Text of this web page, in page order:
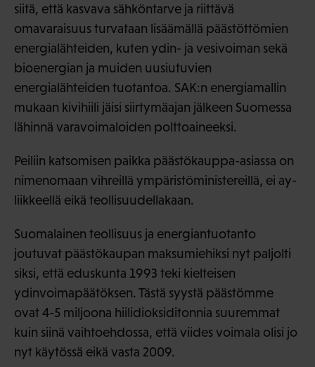
siitä, että kasvava sähköntarve ja riittävä
omavaraisuus turvataan lisäämällä päästöttömien
energialähteiden, kuten ydin- ja vesivoiman sekä
bioenergian ja muiden uusiutuvien
energialähteiden tuotantoa. SAK:n energiamallin
mukaan kivihiili jäisi siirtymäajan jälkeen Suomessa
lähinnä varavoimaloiden polttoaineeksi.
Peiliin katsomisen paikka päästökauppa-asiassa on
nimenomaan vihreillä ympäristöministereillä, ei ay-
liikkeellä eikä teollisuudellakaan.
Suomalainen teollisuus ja energiantuotanto
joutuvat päästökaupan maksumiehiksi nyt paljolti
siksi, että eduskunta 1993 teki kielteisen
ydinvoimapäätöksen. Tästä syystä päästömme
ovat 4-5 miljoona hiilidioksiditonnia suuremmat
kuin siinä vaihtoehdossa, että viides voimala olisi jo
nyt käytössä eikä vasta 2009.